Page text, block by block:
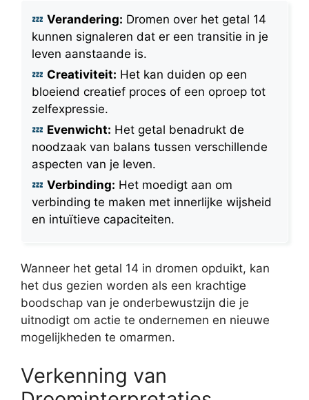
Verandering: Dromen over het getal 14
kunnen signaleren dat er een transitie in je
leven aanstaande is.
Creativiteit: Het kan duiden op een
bloeiend creatief proces of een oproep tot
zelfexpressie.
Evenwicht: Het getal benadrukt de
noodzaak van balans tussen verschillende
aspecten van je leven.
Verbinding: Het moedigt aan om
verbinding te maken met innerlijke wijsheid
en intuïtieve capaciteiten.
Wanneer het getal 14 in dromen opduikt, kan
het dus gezien worden als een krachtige
boodschap van je onderbewustzijn die je
uitnodigt om actie te ondernemen en nieuwe
mogelijkheden te omarmen.
Verkenning van